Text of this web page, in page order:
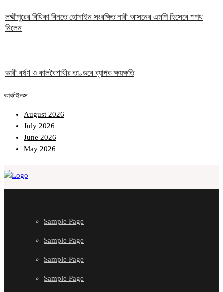
লক্ষ্মীপুরের বিথিকা বিনতে হোসাইন সংরক্ষিত নারী আসনের এমপি হিসেবে শপথ
নিলেন
ভারী বর্ষণ ও কালবৈশাখীর তাণ্ডবে ব্যাপক ক্ষয়ক্ষতি
আর্কাইভস
August 2026
July 2026
June 2026
May 2026
Sample Page
Sample Page
Sample Page
Sample Page